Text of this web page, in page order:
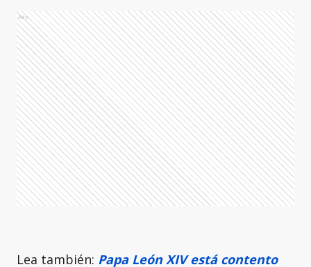
Ads
Lea también: Papa León XIV está contento